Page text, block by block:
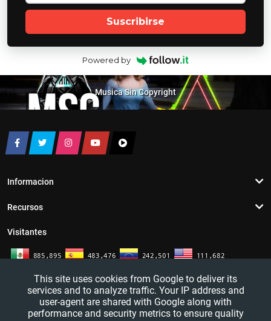
Suscribirse
Powered by
Musica Sin Copyright
Informacion
Recursos
Visitantes
This site uses cookies from Google to deliver its
services and to analyze traffic. Your IP address and
user-agent are shared with Google along with
performance and security metrics to ensure quality